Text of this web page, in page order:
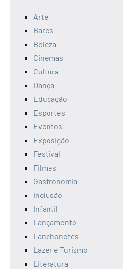
Arte
Bares
Beleza
Cinemas
Cultura
Dança
Educação
Esportes
Eventos
Exposição
Festival
Filmes
Gastronomia
Inclusão
Infantil
Lançamento
Lanchonetes
Lazer e Turismo
Literatura